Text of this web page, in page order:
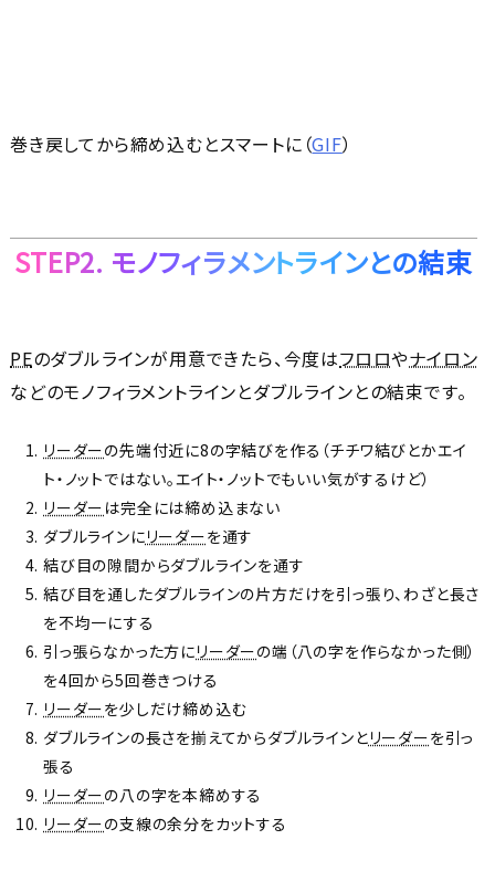
巻き戻してから締め込むとスマートに（GIF）
STEP2. モノフィラメントラインとの結束
PEのダブルラインが用意できたら、今度はフロロやナイロン
などのモノフィラメントラインとダブルラインとの結束です。
リーダーの先端付近に8の字結びを作る（チチワ結びとかエイ
ト・ノットではない。エイト・ノットでもいい気がするけど）
リーダー は完全には締め込まない
ダブルラインにリーダーを通す
結び目の隙間からダブルラインを通す
結び目を通したダブルラインの片方だけを引っ張り、わざと長さ
を不均一にする
引っ張らなかった方にリーダーの端（八の字を作らなかった側）
を4回から5回巻きつける
リーダーを少しだけ締め込む
ダブルラインの長さを揃えてからダブルラインとリーダーを引っ
張る
リーダーの八の字を本締めする
リーダーの支線の余分をカットする